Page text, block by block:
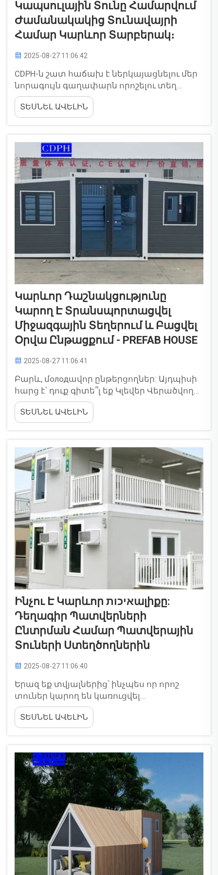
Կապսուլային Տունը Համարվում
Ժամանակակից Տունավայրի
Համար Կարևոր Տարբերակ։
2025-08-27 11:06:42
CDPH-ն շատ հաճախ է ներկայացնելու մեր
նորագույն գաղափարն որոշելու տեղ
ժամանակակից դարում՝ փոխանցիկ
տուներ! Փոքր տուները լավագույն
տարբերակն են բոլորի համար, ովքեր
ստանդարտային կենսակարգով՝
միաժամանակ պահպանելով մեր գիշերը։
Փոխանցիկ տուները...
ՏԵՍՆԵԼ ԱՎԵԼԻՆ
Կարևոր Դաշնակցությունը
Կարող Է Տրանսպորտացվել
Միջազգային Տեղերում ԵՒ Բացվել
Օրվա Ընթացքում - PREFAB HOUSE
2025-08-27 11:06:41
Բարև, մолодավոր ընթերցողներ: Այդպիսի
հարց է՝ դուք գիտե՞լ եք Կլեվեր Վերածվող
Տուն: Սա կարևոր գաղափար է, որը
բոլորին հաճախում է: Այս տունը կարևոր
կառուցվածք է, որը կարող է
ամենահետաքրքիրն այն է, որ այն կարող է
աճել իր կապսուլից...
ՏԵՍՆԵԼ ԱՎԵԼԻՆ
Ինչու Է Կարևոր איכותալիքը:
Դեղագիր Պատվերների
Ընտրման Համար Պատվերային
Տուների Ստեղծողներին
2025-08-27 11:06:40
Երազ եք տվյալներից՝ ինչպես որ որոշ
տուներ կարող են կառուցվել
ամենացածից ավելի կարճ ժամանակում,
և դեռևս գեղարվեստ են: Այս միակ
տուները կոչվում են պրեֆաբրիկացված
կառուցվում են արդյունավետության մեջ՝
պազլի նման, ապա տրանսպորտացվում
են...
ՏԵՍՆԵԼ ԱՎԵԼԻՆ